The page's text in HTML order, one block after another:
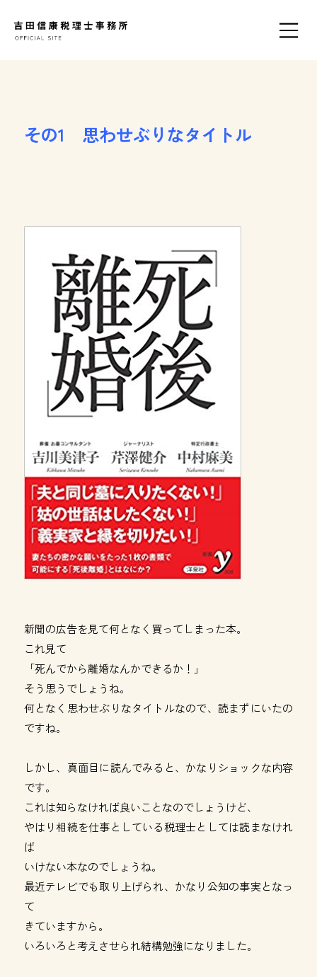
その1 思わせぶりなタイトル
新聞の広告を見て何となく買ってしまった本。
これ見て
「死んでから離婚なんかできるか！」
そう思うでしょうね。
何となく思わせぶりなタイトルなので、読まずにいたの
ですね。
しかし、真面目に読んでみると、かなりショックな内容
です。
これは知らなければ良いことなのでしょうけど、
やはり相続を仕事としている税理士としては読まなけれ
ば
いけない本なのでしょうね。
最近テレビでも取り上げられ、かなり公知の事実となっ
て
きていますから。
いろいろと考えさせられ結構勉強になりました。